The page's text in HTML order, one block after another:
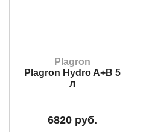
Plagron
Plagron Hydro A+B 5
л
6820